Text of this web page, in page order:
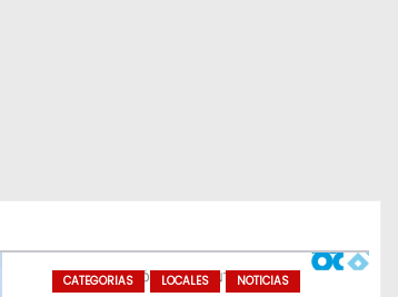
CATEGORIAS LOCALES NOTICIAS